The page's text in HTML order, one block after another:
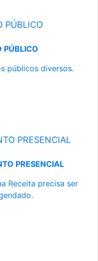
PÚBLICO
PÚBLICO
públicos diversos.
PRESENCIAL
PRESENCIAL
Receita precisa ser